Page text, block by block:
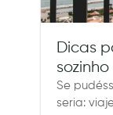
Dicas
sozinho
Se
seria: